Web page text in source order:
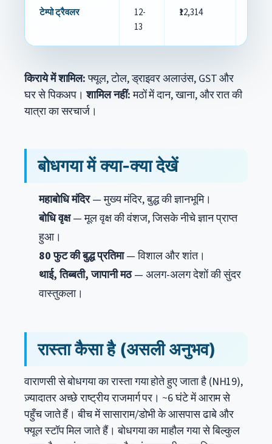
टेम्पो ट्रैवलर
12-
13
₹12,314
किराये में शामिल:फ्यूल, टोल, ड्राइवर अलाउंस, GST और
घर से पिकअप।शामिल नहीं:मठों में दान, खाना, और रात की
यात्रा का सरचार्ज।
बोधगया में क्या-क्या देखें
महाबोधि मंदिर— मुख्य मंदिर, बुद्ध की ज्ञानभूमि।
बोधि वृक्ष— मूल वृक्ष की वंशज, जिसके नीचे ज्ञान प्राप्त
हुआ।
80 फुट की बुद्ध प्रतिमा— विशाल और शांत।
थाई, तिब्बती, जापानी मठ— अलग-अलग देशों की सुंदर
वास्तुकला।
रास्ता कैसा है (असली अनुभव)
वाराणसी से बोधगया का रास्ता गया होते हुए जाता है (NH19),
ज़्यादातर अच्छे राष्ट्रीय राजमार्ग पर। ~6 घंटे में आराम से
पहुँच जाते हैं। बीच में सासाराम/डोभी के आसपास ढाबे और
फ्यूल स्टॉप मिल जाते हैं। बोधगया का माहौल गया से बिल्कुल